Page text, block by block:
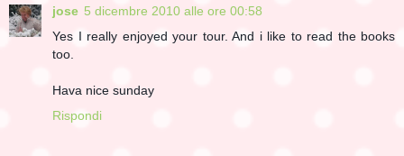
jose 5 dicembre 2010 alle ore 00:58
Yes I really enjoyed your tour. And i like to read the books
too.
Hava nice sunday
Rispondi